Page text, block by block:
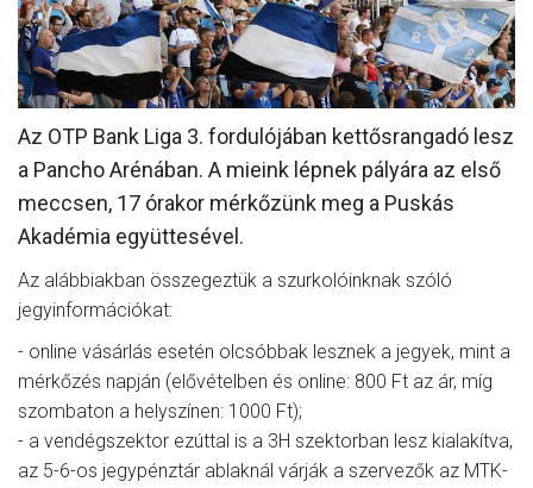
MÉRKŐZÉSEK
KLUB
GALÉRIA
SZURKOLÓI ÉLMÉNYEK
AKKREDITÁCIÓ
Az OTP Bank Liga 3. fordulójában kettősrangadó lesz
a Pancho Arénában. A mieink lépnek pályára az első
meccsen, 17 órakor mérkőzünk meg a Puskás
Akadémia együttesével.
Az alábbiakban összegeztük a szurkolóinknak szóló
jegyinformációkat:
- online vásárlás esetén olcsóbbak lesznek a jegyek, mint a
mérkőzés napján (elővételben és online: 800 Ft az ár, míg
szombaton a helyszínen: 1000 Ft);
- a vendégszektor ezúttal is a 3H szektorban lesz kialakítva,
az 5-6-os jegypénztár ablaknál várják a szervezők az MTK-